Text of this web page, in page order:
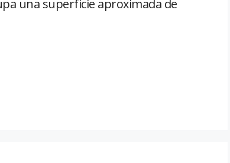
una superficie aproximada de